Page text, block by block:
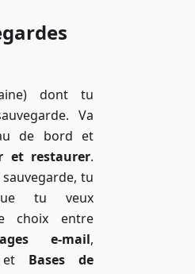
dont tu
Va
de bord et
et restaurer.
tu
tu veux
choix entre
e-mail,
Bases de